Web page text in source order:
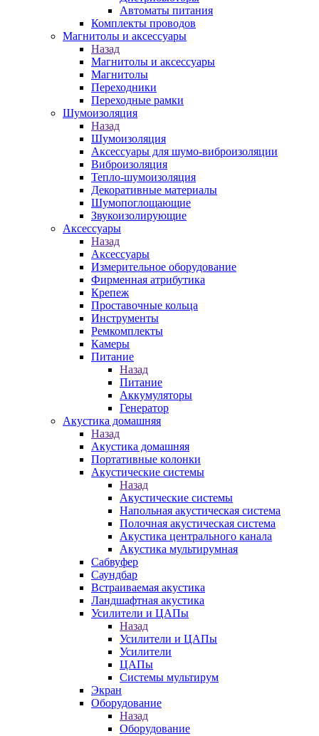
Автоматы питания
Комплекты проводов
Магнитолы и аксессуары
Назад
Магнитолы и аксессуары
Магнитолы
Переходники
Переходные рамки
Шумоизоляция
Назад
Шумоизоляция
Аксессуары для шумо-виброизоляции
Виброизоляция
Тепло-шумоизоляция
Декоративные материалы
Шумопоглощающие
Звукоизолирующие
Аксессуары
Назад
Аксессуары
Измерительное оборудование
Фирменная атрибутика
Крепеж
Проставочные кольца
Инструменты
Ремкомплекты
Камеры
Питание
Назад
Питание
Аккумуляторы
Генератор
Акустика домашняя
Назад
Акустика домашняя
Портативные колонки
Акустические системы
Назад
Акустические системы
Напольная акустическая система
Полочная акустическая система
Акустика центрального канала
Акустика мультирумная
Сабвуфер
Саундбар
Встраиваемая акустика
Ландшафтная акустика
Усилители и ЦАПы
Назад
Усилители и ЦАПы
Усилители
ЦАПы
Системы мультирум
Экран
Оборудование
Назад
Оборудование